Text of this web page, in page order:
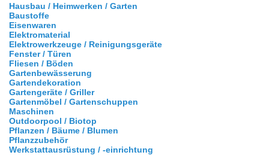
Hausbau / Heimwerken / Garten
Baustoffe
Eisenwaren
Elektromaterial
Elektrowerkzeuge / Reinigungsgeräte
Fenster / Türen
Fliesen / Böden
Gartenbewässerung
Gartendekoration
Gartengeräte / Griller
Gartenmöbel / Gartenschuppen
Maschinen
Outdoorpool / Biotop
Pflanzen / Bäume / Blumen
Pflanzzubehör
Werkstattausrüstung / -einrichtung